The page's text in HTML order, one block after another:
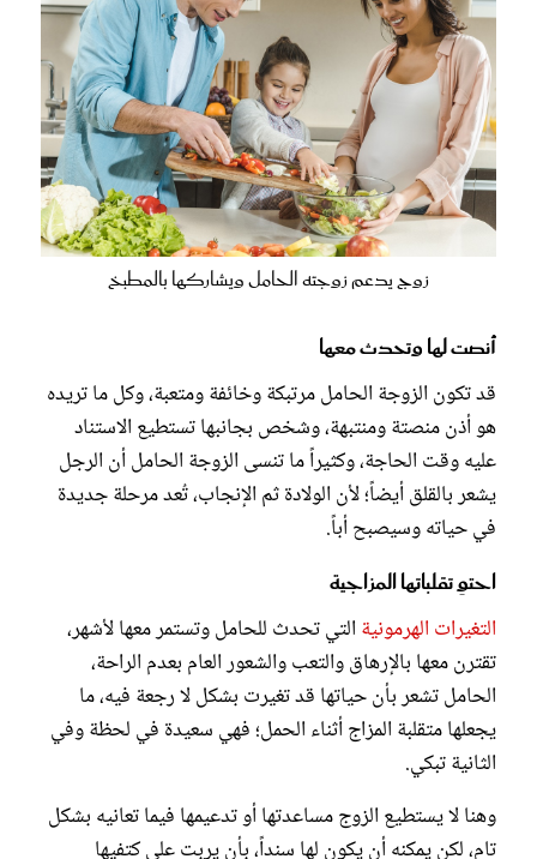
زوج يدعم زوجته الحامل ويشاركها بالمطبخ
أنصت لها وتحدث معها
قد تكون الزوجة الحامل مرتبكة وخائفة ومتعبة، وكل ما تريده
هو أذن منصتة ومنتبهة، وشخص بجانبها تستطيع الاستناد
عليه وقت الحاجة، وكثيراً ما تنسى الزوجة الحامل أن الرجل
يشعر بالقلق أيضاً؛ لأن الولادة ثم الإنجاب، تُعد مرحلة جديدة
في حياته وسيصبح أباً.
احتوِ تقلباتها المزاجية
التغيرات الهرمونية التي تحدث للحامل وتستمر معها لأشهر،
تقترن معها بالإرهاق والتعب والشعور العام بعدم الراحة،
الحامل تشعر بأن حياتها قد تغيرت بشكل لا رجعة فيه، ما
يجعلها متقلبة المزاج أثناء الحمل؛ فهي سعيدة في لحظة وفي
الثانية تبكي.
وهنا لا يستطيع الزوج مساعدتها أو تدعيمها فيما تعانيه بشكل
تام، لكن يمكنه أن يكون لها سنداً، بأن يربت على كتفيها